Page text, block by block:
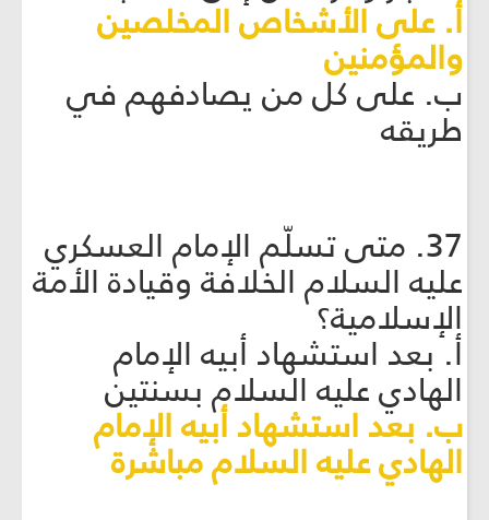
أ. على الأشخاص المخلصين
والمؤمنين
ب. على كل من يصادفهم في
طريقه
37. متى تسلّم الإمام العسكري
عليه السلام الخلافة وقيادة الأمة
الإسلامية؟
أ. بعد استشهاد أبيه الإمام
الهادي عليه السلام بسنتين
ب. بعد استشهاد أبيه الإمام
الهادي عليه السلام مباشرة